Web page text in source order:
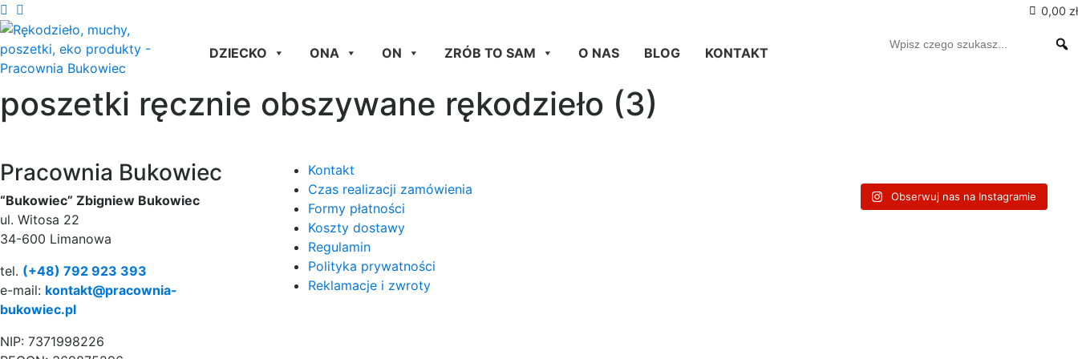
0,00 zł
DZIECKO ONA ON ZRÓB TO SAM O NAS BLOG KONTAKT
poszetki ręcznie obszywane rękodzieło (3)
Pracownia Bukowiec
“Bukowiec” Zbigniew Bukowiec
ul. Witosa 22
34-600 Limanowa
tel. (+48) 792 923 393
e-mail: kontakt@pracownia-
bukowiec.pl
NIP: 7371998226
Kontakt
Czas realizacji zamówienia
Formy płatności
Koszty dostawy
Regulamin
Polityka prywatności
Reklamacje i zwroty
Obserwuj nas na Instagramie